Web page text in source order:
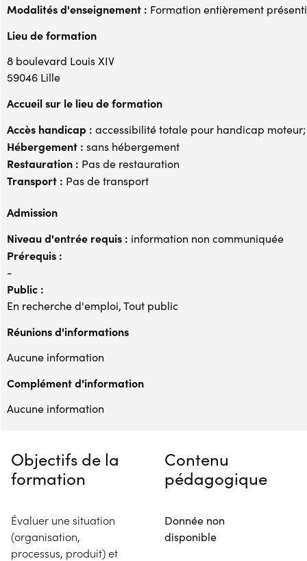
Modalités d'enseignement : Formation entièrement
Lieu de formation
8 boulevard Louis XIV
59046 Lille
Accueil sur le lieu de formation
Accès handicap : accessibilité totale pour handicap
Hébergement : sans hébergement
Restauration : Pas de restauration
Transport : Pas de transport
Admission
Niveau d'entrée requis : information non communiquée
Prérequis :
-
Public :
En recherche d'emploi, Tout public
Réunions d'informations
Aucune information
Complément d'information
Aucune information
Objectifs de la
formation
Évaluer une situation
(organisation,
processus, produit) et
Contenu
pédagogique
Donnée non
disponible